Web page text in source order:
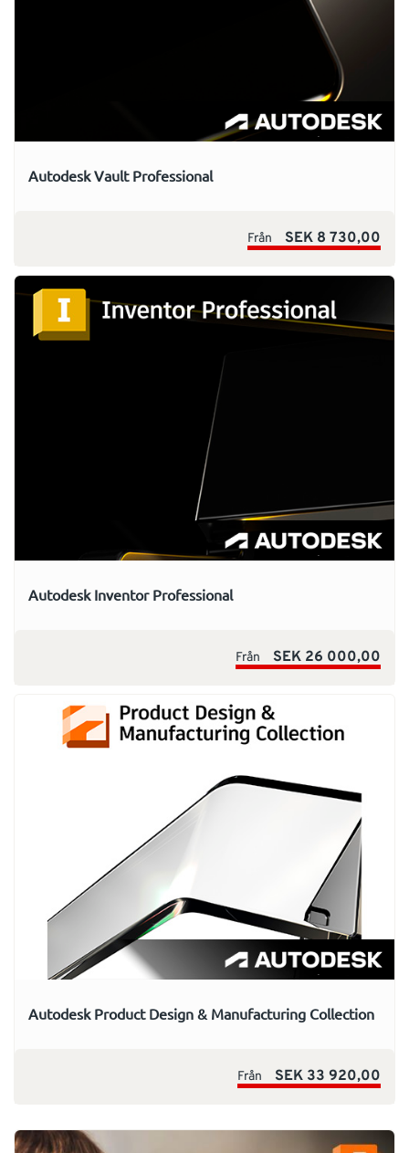
Autodesk Vault Professional
Från SEK 8 730,00
Autodesk Inventor Professional
Från SEK 26 000,00
Autodesk Product Design & Manufacturing Collection
Från SEK 33 920,00